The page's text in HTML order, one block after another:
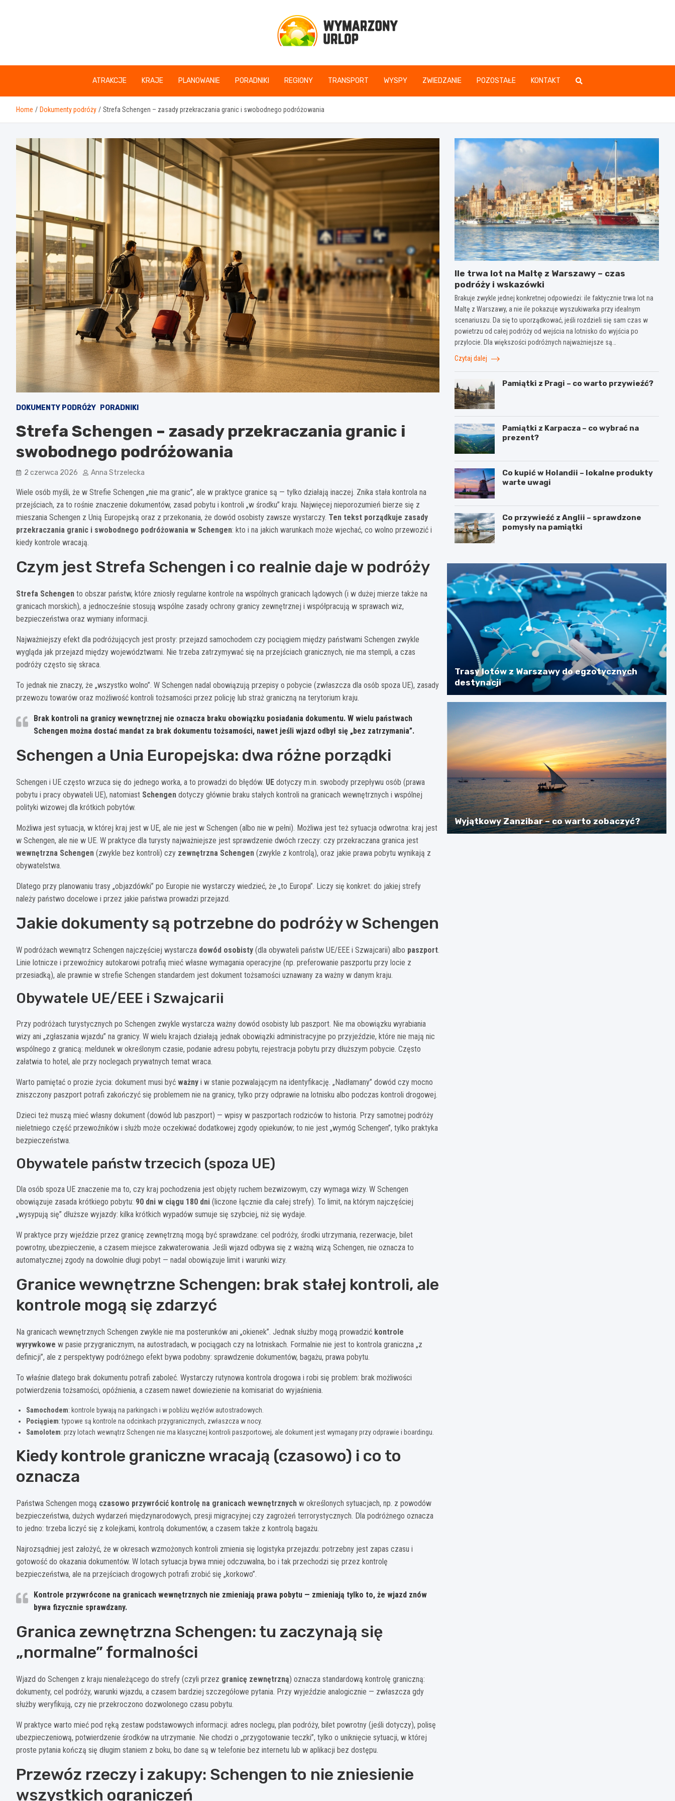
www.wymarzonyurlop.pl
ATRAKCJE KRAJE PLANOWANIE PORADNIKI REGIONY TRANSPORT WYSPY ZWIEDZANIE POZOSTAŁE KONTAKT
Home Dokumenty podróży Strefa Schengen – zasady przekraczania granic i swobodnego podróżowania
DOKUMENTY PODRÓŻY PORADNIKI
Strefa Schengen – zasady przekraczania granic i
swobodnego podróżowania
2 czerwca 2026 Anna Strzelecka
Wiele osób myśli, że w Strefie Schengen „nie ma granic”, ale w praktyce granice są — tylko działają inaczej. Znika stała kontrola na
przejściach, za to rośnie znaczenie dokumentów, zasad pobytu i kontroli „w środku” kraju. Najwięcej nieporozumień bierze się z
mieszania Schengen z Unią Europejską oraz z przekonania, że dowód osobisty zawsze wystarczy. Ten tekst porządkuje zasady
przekraczania granic i swobodnego podróżowania w Schengen: kto i na jakich warunkach może wjechać, co wolno przewozić i
kiedy kontrole wracają.
Czym jest Strefa Schengen i co realnie daje w podróży
Strefa Schengen to obszar państw, które zniosły regularne kontrole na wspólnych granicach lądowych (i w dużej mierze także na
granicach morskich), a jednocześnie stosują wspólne zasady ochrony granicy zewnętrznej i współpracują w sprawach wiz,
bezpieczeństwa oraz wymiany informacji.
Najważniejszy efekt dla podróżujących jest prosty: przejazd samochodem czy pociągiem między państwami Schengen zwykle
wygląda jak przejazd między województwami. Nie trzeba zatrzymywać się na przejściach granicznych, nie ma stempli, a czas
podróży często się skraca.
To jednak nie znaczy, że „wszystko wolno”. W Schengen nadal obowiązują przepisy o pobycie (zwłaszcza dla osób spoza UE), zasady
przewozu towarów oraz możliwość kontroli tożsamości przez policję lub straż graniczną na terytorium kraju.
Brak kontroli na granicy wewnętrznej nie oznacza braku obowiązku posiadania dokumentu. W wielu państwach
Schengen można dostać mandat za brak dokumentu tożsamości, nawet jeśli wjazd odbył się „bez zatrzymania”.
Schengen a Unia Europejska: dwa różne porządki
Schengen i UE często wrzuca się do jednego worka, a to prowadzi do błędów. UE dotyczy m.in. swobody przepływu osób (prawa
pobytu i pracy obywateli UE), natomiast Schengen dotyczy głównie braku stałych kontroli na granicach wewnętrznych i wspólnej
polityki wizowej dla krótkich pobytów.
Możliwa jest sytuacja, w której kraj jest w UE, ale nie jest w Schengen (albo nie w pełni). Możliwa jest też sytuacja odwrotna: kraj jest
w Schengen, ale nie w UE. W praktyce dla turysty najważniejsze jest sprawdzenie dwóch rzeczy: czy przekraczana granica jest
wewnętrzna Schengen (zwykle bez kontroli) czy zewnętrzna Schengen (zwykle z kontrolą), oraz jakie prawa pobytu wynikają z
obywatelstwa.
Dlatego przy planowaniu trasy „objazdówki” po Europie nie wystarczy wiedzieć, że „to Europa”. Liczy się konkret: do jakiej strefy
należy państwo docelowe i przez jakie państwa prowadzi przejazd.
Jakie dokumenty są potrzebne do podróży w Schengen
W podróżach wewnątrz Schengen najczęściej wystarcza dowód osobisty (dla obywateli państw UE/EEE i Szwajcarii) albo paszport.
Linie lotnicze i przewoźnicy autokarowi potrafią mieć własne wymagania operacyjne (np. preferowanie paszportu przy locie z
przesiadką), ale prawnie w strefie Schengen standardem jest dokument tożsamości uznawany za ważny w danym kraju.
Obywatele UE/EEE i Szwajcarii
Przy podróżach turystycznych po Schengen zwykle wystarcza ważny dowód osobisty lub paszport. Nie ma obowiązku wyrabiania
wizy ani „zgłaszania wjazdu” na granicy. W wielu krajach działają jednak obowiązki administracyjne po przyjeździe, które nie mają nic
wspólnego z granicą: meldunek w określonym czasie, podanie adresu pobytu, rejestracja pobytu przy dłuższym pobycie. Często
załatwia to hotel, ale przy noclegach prywatnych temat wraca.
Warto pamiętać o prozie życia: dokument musi być ważny i w stanie pozwalającym na identyfikację. „Nadłamany” dowód czy mocno
zniszczony paszport potrafi zakończyć się problemem nie na granicy, tylko przy odprawie na lotnisku albo podczas kontroli drogowej.
Dzieci też muszą mieć własny dokument (dowód lub paszport) — wpisy w paszportach rodziców to historia. Przy samotnej podróży
nieletniego część przewoźników i służb może oczekiwać dodatkowej zgody opiekunów; to nie jest „wymóg Schengen”, tylko praktyka
bezpieczeństwa.
Obywatele państw trzecich (spoza UE)
Dla osób spoza UE znaczenie ma to, czy kraj pochodzenia jest objęty ruchem bezwizowym, czy wymaga wizy. W Schengen
obowiązuje zasada krótkiego pobytu: 90 dni w ciągu 180 dni (liczone łącznie dla całej strefy). To limit, na którym najczęściej
„wysypują się” dłuższe wyjazdy: kilka krótkich wypadów sumuje się szybciej, niż się wydaje.
W praktyce przy wjeździe przez granicę zewnętrzną mogą być sprawdzane: cel podróży, środki utrzymania, rezerwacje, bilet
powrotny, ubezpieczenie, a czasem miejsce zakwaterowania. Jeśli wjazd odbywa się z ważną wizą Schengen, nie oznacza to
automatycznej zgody na dowolnie długi pobyt — nadal obowiązuje limit i warunki wizy.
Granice wewnętrzne Schengen: brak stałej kontroli, ale
kontrole mogą się zdarzyć
Na granicach wewnętrznych Schengen zwykle nie ma posterunków ani „okienek”. Jednak służby mogą prowadzić kontrole
wyrywkowe w pasie przygranicznym, na autostradach, w pociągach czy na lotniskach. Formalnie nie jest to kontrola graniczna „z
definicji”, ale z perspektywy podróżnego efekt bywa podobny: sprawdzenie dokumentów, bagażu, prawa pobytu.
To właśnie dlatego brak dokumentu potrafi zaboleć. Wystarczy rutynowa kontrola drogowa i robi się problem: brak możliwości
potwierdzenia tożsamości, opóźnienia, a czasem nawet dowiezienie na komisariat do wyjaśnienia.
Samochodem: kontrole bywają na parkingach i w pobliżu węzłów autostradowych.
Pociągiem: typowe są kontrole na odcinkach przygranicznych, zwłaszcza w nocy.
Samolotem: przy lotach wewnątrz Schengen nie ma klasycznej kontroli paszportowej, ale dokument jest wymagany przy odprawie i boardingu.
Kiedy kontrole graniczne wracają (czasowo) i co to
oznacza
Państwa Schengen mogą czasowo przywrócić kontrolę na granicach wewnętrznych w określonych sytuacjach, np. z powodów
bezpieczeństwa, dużych wydarzeń międzynarodowych, presji migracyjnej czy zagrożeń terrorystycznych. Dla podróżnego oznacza
to jedno: trzeba liczyć się z kolejkami, kontrolą dokumentów, a czasem także z kontrolą bagażu.
Najrozsądniej jest założyć, że w okresach wzmożonych kontroli zmienia się logistyka przejazdu: potrzebny jest zapas czasu i
gotowość do okazania dokumentów. W lotach sytuacja bywa mniej odczuwalna, bo i tak przechodzi się przez kontrolę
bezpieczeństwa, ale na przejściach drogowych potrafi zrobić się „korkowo”.
Kontrole przywrócone na granicach wewnętrznych nie zmieniają prawa pobytu — zmieniają tylko to, że wjazd znów
bywa fizycznie sprawdzany.
Granica zewnętrzna Schengen: tu zaczynają się
„normalne” formalności
Wjazd do Schengen z kraju nienależącego do strefy (czyli przez granicę zewnętrzną) oznacza standardową kontrolę graniczną:
dokumenty, cel podróży, warunki wjazdu, a czasem bardziej szczegółowe pytania. Przy wyjeździe analogicznie — zwłaszcza gdy
służby weryfikują, czy nie przekroczono dozwolonego czasu pobytu.
W praktyce warto mieć pod ręką zestaw podstawowych informacji: adres noclegu, plan podróży, bilet powrotny (jeśli dotyczy), polisę
ubezpieczeniową, potwierdzenie środków na utrzymanie. Nie chodzi o „przygotowanie teczki”, tylko o uniknięcie sytuacji, w której
proste pytania kończą się długim staniem z boku, bo dane są w telefonie bez internetu lub w aplikacji bez dostępu.
Przewóz rzeczy i zakupy: Schengen to nie zniesienie
wszystkich ograniczeń
Ile trwa lot na Maltę z Warszawy – czas
podróży i wskazówki
Brakuje zwykle jednej konkretnej odpowiedzi: ile faktycznie trwa lot na
Maltę z Warszawy, a nie ile pokazuje wyszukiwarka przy idealnym
scenariuszu. Da się to uporządkować, jeśli rozdzieli się sam czas w
powietrzu od całej podróży od wejścia na lotnisko do wyjścia po
przylocie. Dla większości podróżnych najważniejsze są…
Czytaj dalej
Pamiątki z Pragi – co warto przywieźć?
Pamiątki z Karpacza – co wybrać na
prezent?
Co kupić w Holandii – lokalne produkty
warte uwagi
Co przywieźć z Anglii – sprawdzone
pomysły na pamiątki
Trasy lotów z Warszawy do egzotycznych
destynacji
Wyjątkowy Zanzibar – co warto zobaczyć?